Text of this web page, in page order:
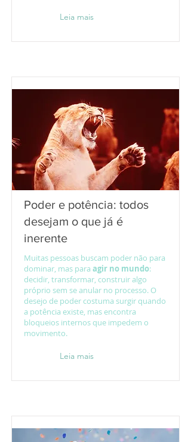
Leia mais
Poder e potência: todos
desejam o que já é
inerente
Muitas pessoas buscam poder não para
dominar, mas para agir no mundo:
decidir, transformar, construir algo
próprio sem se anular no processo. O
desejo de poder costuma surgir quando
a potência existe, mas encontra
bloqueios internos que impedem o
movimento.
Leia mais